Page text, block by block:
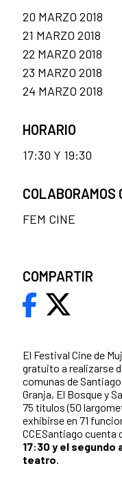
El Festival Cine de
gratuito a realizarse
comunas de
Granja, El Bosque y
75 títulos (50
exhibirse en 71
CCESantiago cuenta
17:30 y el segundo
teatro.
20 MARZO 2018
21 MARZO 2018
22 MARZO 2018
23 MARZO 2018
24 MARZO 2018
HORARIO
17:30 Y 19:30
COLABORAMOS
FEM CINE
COMPARTIR